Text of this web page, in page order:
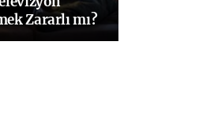
Zararlı mı?